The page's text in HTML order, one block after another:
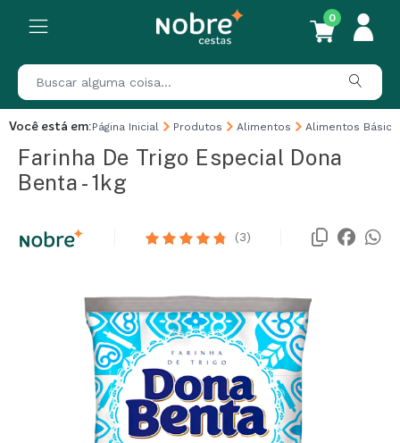
0
Você está em:Página Inicial Produtos Alimentos Alimentos
Farinha De Trigo Especial Dona
Benta - 1kg
(3)